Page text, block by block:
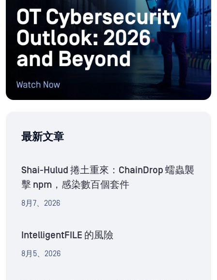
最新文章
Shai-Hulud 捲土重來：ChainDrop 蠕蟲襲
擊 npm，感染數百個套件
8月7、2026
IntelligentFILE 的風險
8月5、2026